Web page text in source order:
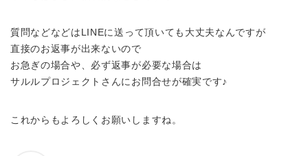
質問などなどはLINEに送って頂いても大丈夫なんですが
直接のお返事が出来ないので
お急ぎの場合や、必ず返事が必要な場合は
サルルプロジェクトさんにお問合せが確実です♪
これからもよろしくお願いしますね。